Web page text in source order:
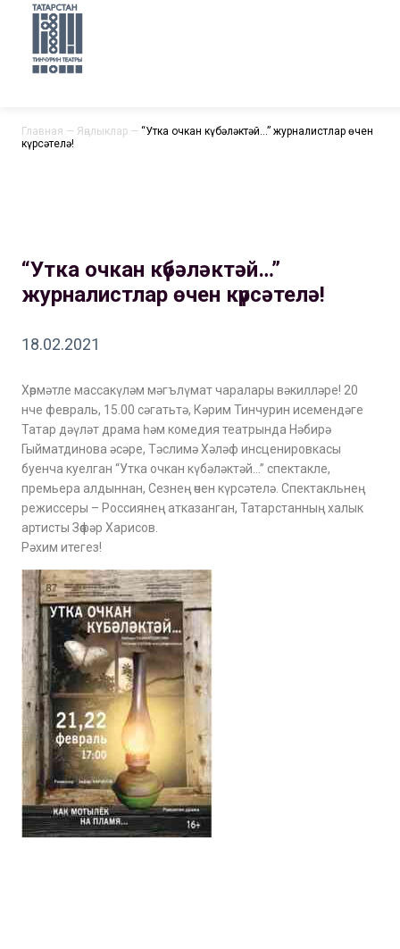
Главная — Яңалыклар — “Утка очкан күбәләктәй…” журналистлар өчен
күрсәтелә!
“Утка очкан күбәләктәй…”
журналистлар өчен күрсәтелә!
18.02.2021
Хөрмәтле массакүләм мәгълүмат чаралары вәкилләре! 20
нче февраль, 15.00 сәгатьтә, Кәрим Тинчурин исемендәге
Татар дәүләт драма һәм комедия театрында Нәбирә
Гыйматдинова әсәре, Тәслимә Хәләф инсценировкасы
буенча куелган “Утка очкан күбәләктәй…” спектакле,
премьера алдыннан, Сезнең өчен күрсәтелә. Спектакльнең
режиссеры – Россиянең атказанган, Татарстанның халык
артисты Зөфәр Харисов.
Рәхим итегез!